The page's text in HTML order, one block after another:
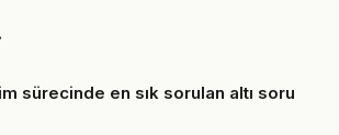
sürecinde en sık sorulan altı soru